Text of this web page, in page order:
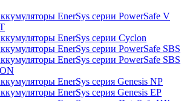
EnerSys серии PowerSafe V
EnerSys серии Cyclon
EnerSys серии PowerSafe SBS
EnerSys серии PowerSafe SBS
EnerSys серия Genesis NP
EnerSys серия Genesis EP